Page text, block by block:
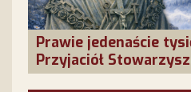
Prawie jedenaście
Przyjaciół
Salette!